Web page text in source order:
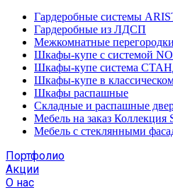
Гардеробные системы
Гардеробные из ЛДСП
Межкомнатные перегородки
Шкафы-купе с системой
Шкафы-купе система
Шкафы-купе в
Шкафы распашные
Складные и распашные
Мебель на заказ Коллекция
Мебель с стеклянными
Портфолио
Акции
О нас